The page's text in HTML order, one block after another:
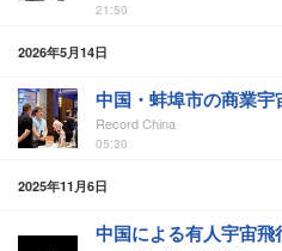
21:50
2026年5月14日
中国・蚌埠市の商業
Record China
05:30
2025年11月6日
中国による有人宇宙